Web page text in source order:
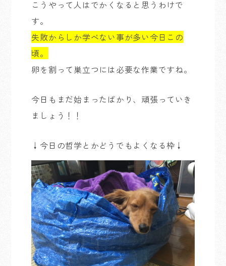
こうやって人はでかくなると思うわけで
す。
失敗からしか学べない事が多い今日この
頃。
卵を割って巣立つには必要な作業ですね。
今日もまだ始まったばかり、頑張っていき
ましょう！！
↓今日の哲学とかどうでもよくなる枠↓